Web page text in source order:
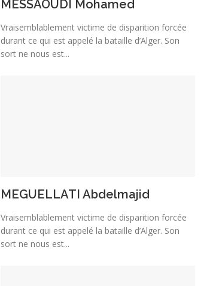
MESSAOUDI Mohamed
Vraisemblablement victime de disparition forcée
durant ce qui est appelé la bataille d’Alger. Son
sort ne nous est...
MEGUELLATI Abdelmajid
Vraisemblablement victime de disparition forcée
durant ce qui est appelé la bataille d’Alger. Son
sort ne nous est...